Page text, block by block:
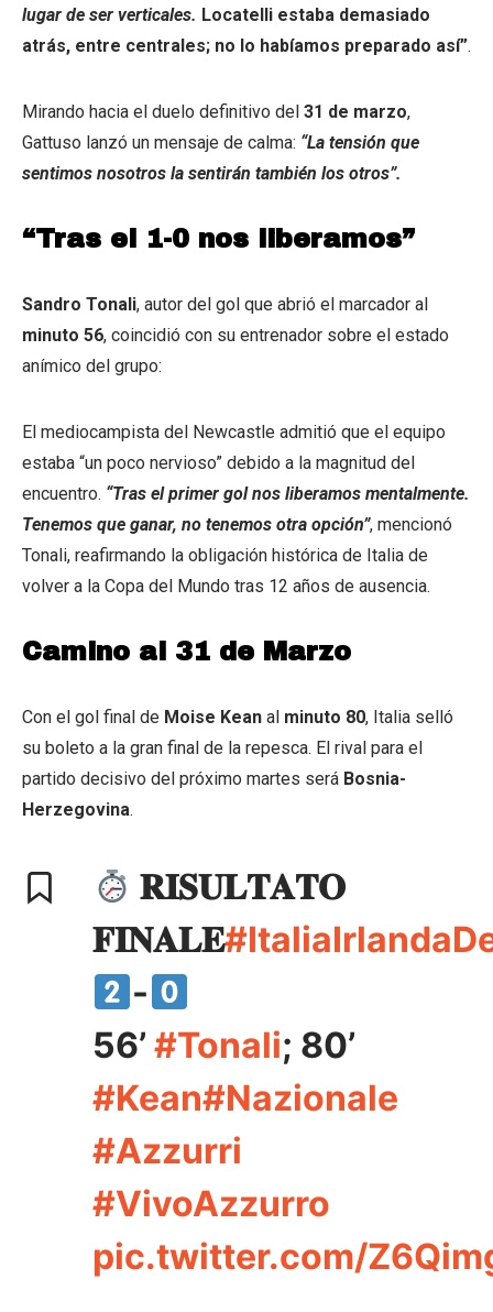
lugar de ser verticales. Locatelli estaba demasiado
atrás, entre centrales; no lo habíamos preparado así”.
Mirando hacia el duelo definitivo del 31 de marzo,
Gattuso lanzó un mensaje de calma: “La tensión que
sentimos nosotros la sentirán también los otros”.
“Tras el 1-0 nos liberamos”
Sandro Tonali, autor del gol que abrió el marcador al
minuto 56, coincidió con su entrenador sobre el estado
anímico del grupo:
El mediocampista del Newcastle admitió que el equipo
estaba “un poco nervioso” debido a la magnitud del
encuentro. “Tras el primer gol nos liberamos mentalmente.
Tenemos que ganar, no tenemos otra opción”, mencionó
Tonali, reafirmando la obligación histórica de Italia de
volver a la Copa del Mundo tras 12 años de ausencia.
Camino al 31 de Marzo
Con el gol final de Moise Kean al minuto 80, Italia selló
su boleto a la gran final de la repesca. El rival para el
partido decisivo del próximo martes será Bosnia-
Herzegovina.
𝐑𝐈𝐒𝐔𝐋𝐓𝐀𝐓𝐎
𝐅𝐈𝐍𝐀𝐋𝐄
-
56’ #Tonali; 80’
#Kean#Nazionale
#Azzurri
#VivoAzzurro
pic.twitter.com/